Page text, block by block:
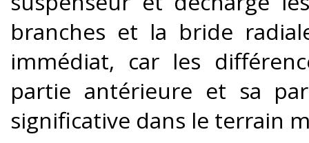
branches et la bride
immédiat, car les
partie antérieure et sa
significative dans le terrain